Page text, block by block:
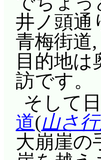
ゃ(^^;;;
ファン
と思い
たから,
ビリの
ュ!(^^;;;
ただ唯
井ノ頭通
青梅街道
目的地は
訪です。
そして
道(山さ
大崩崖